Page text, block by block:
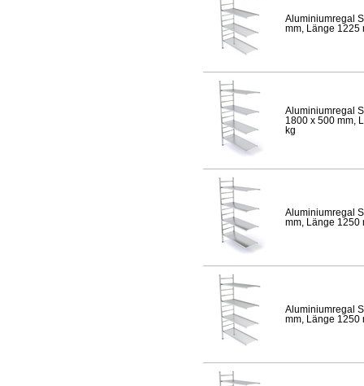
Aluminiumregal
mm, Länge 1225
Aluminiumregal
1800 x 500 mm,
kg
Aluminiumregal
mm, Länge 1250
Aluminiumregal
mm, Länge 1250